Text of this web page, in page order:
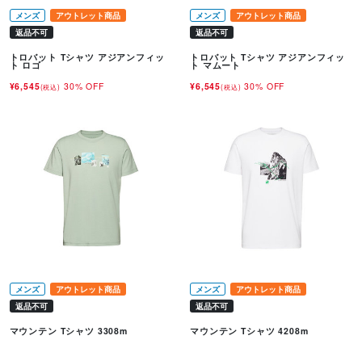
メンズ
アウトレット商品
返品不可
トロバット Tシャツ アジアンフィッ
ト ロゴ
¥6,545(税込) 30% OFF
メンズ
アウトレット商品
返品不可
トロバット Tシャツ アジアンフィッ
ト マムート
¥6,545(税込) 30% OFF
メンズ
アウトレット商品
返品不可
マウンテン Tシャツ 3308m
メンズ
アウトレット商品
返品不可
マウンテン Tシャツ 4208m